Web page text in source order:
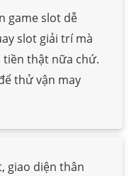
game slot dễ
slot giải trí mà
tiền thật nữa chứ.
thử vận may
giao diện thân